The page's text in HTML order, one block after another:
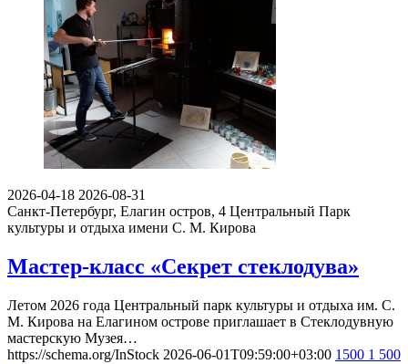
2026-04-18 2026-08-31
Санкт-Петербург, Елагин остров, 4 Центральный Парк
культуры и отдыха имени С. М. Кирова
Мастер-класс «Секрет стеклодува»
Летом 2026 года Центральный парк культуры и отдыха им. С.
М. Кирова на Елагином острове приглашает в Стеклодувную
мастерскую Музея…
https://schema.org/InStock 2026-06-01T09:59:00+03:00 1500 1 500